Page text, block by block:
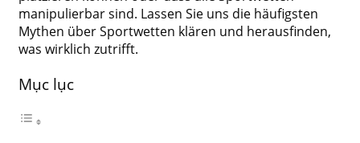
manipulierbar sind. Lassen Sie uns die häufigsten
Mythen über Sportwetten klären und herausfinden,
was wirklich zutrifft.
Mục lục